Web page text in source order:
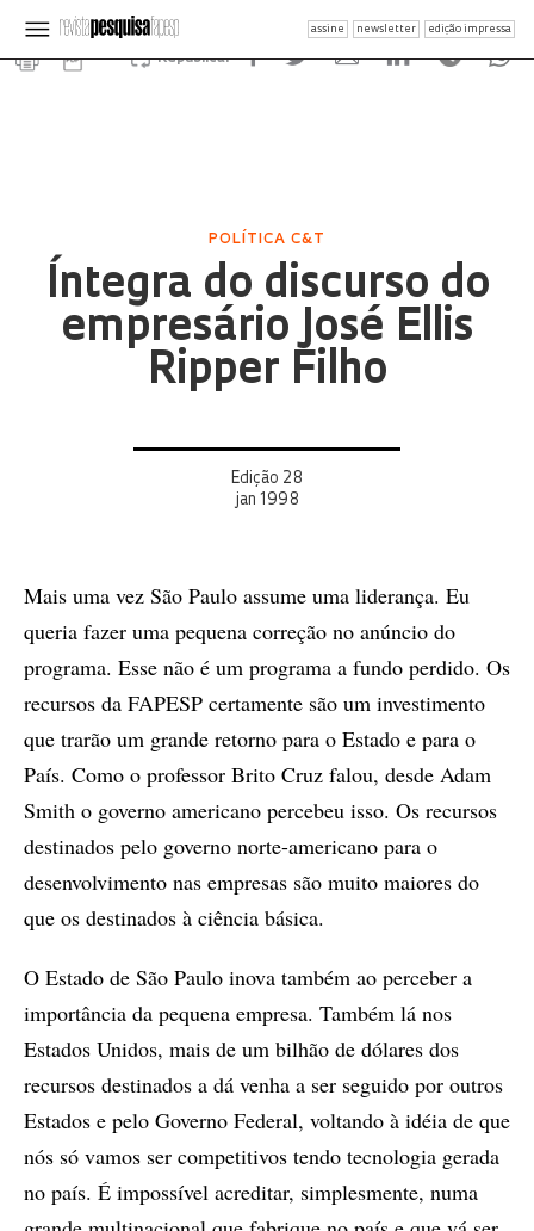
assine newsletter edição impressa
Republicar
POLÍTICA C&T
Íntegra do discurso do
empresário José Ellis
Ripper Filho
Edição 28
jan 1998
Mais uma vez São Paulo assume uma liderança. Eu
queria fazer uma pequena correção no anúncio do
programa. Esse não é um programa a fundo perdido. Os
recursos da FAPESP certamente são um investimento
que trarão um grande retorno para o Estado e para o
País. Como o professor Brito Cruz falou, desde Adam
Smith o governo americano percebeu isso. Os recursos
destinados pelo governo norte-americano para o
desenvolvimento nas empresas são muito maiores do
que os destinados à ciência básica.
O Estado de São Paulo inova também ao perceber a
importância da pequena empresa. Também lá nos
Estados Unidos, mais de um bilhão de dólares dos
recursos destinados a dá venha a ser seguido por outros
Estados e pelo Governo Federal, voltando à idéia de que
nós só vamos ser competitivos tendo tecnologia gerada
no país. É impossível acreditar, simplesmente, numa